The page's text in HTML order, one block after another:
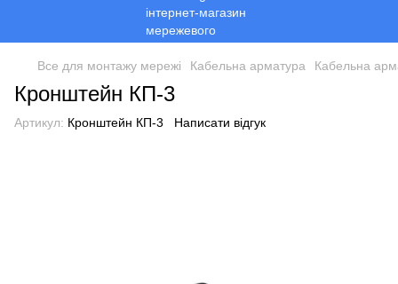
Все для монтажу мережі Кабельна арматура Кабельна
Кронштейн КП-3
Артикул: Кронштейн КП-3 Написати відгук